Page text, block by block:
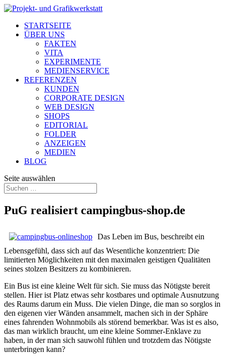
STARTSEITE
ÜBER UNS
FAKTEN
VITA
EXPERIMENTE
MEDIENSERVICE
REFERENZEN
KUNDEN
CORPORATE DESIGN
WEB DESIGN
SHOPS
EDITORIAL
FOLDER
ANZEIGEN
MEDIEN
BLOG
Seite auswählen
PuG realisiert campingbus-shop.de
Das Leben im Bus, beschreibt ein
Lebensgefühl, dass sich auf das Wesentliche konzentriert: Die
limitierten Möglichkeiten mit den maximalen geistigen Qualitäten
seines stolzen Besitzers zu kombinieren.
Ein Bus ist eine kleine Welt für sich. Sie muss das Nötigste bereit
stellen. Hier ist Platz etwas sehr kostbares und optimale Ausnutzung
des Raums darum ein Muss. Die vielen Dinge, die man so sorglos in
den eigenen vier Wänden ansammelt, machen sich in der Sphäre
eines fahrenden Wohnmobils als störend bemerkbar. Was ist es also,
das man wirklich braucht, um eine kleine Sommer-Enklave zu
haben, in der man sich sauwohl fühlen und trotzdem das Nötigste
unterbringen kann?